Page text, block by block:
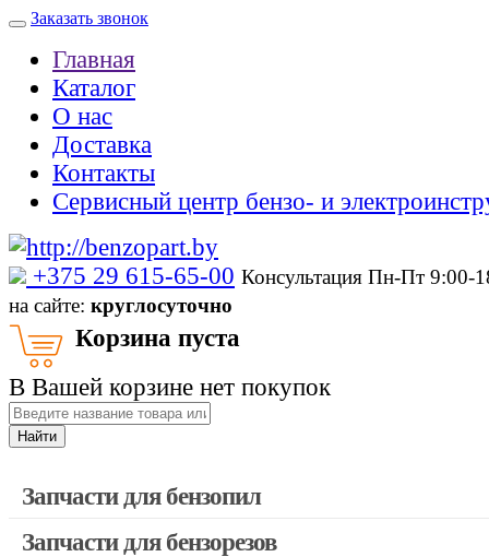
Заказать звонок
Главная
Каталог
О нас
Доставка
Контакты
Сервисный центр бензо- и
‎+375 29 615-65-00 Консультация Пн-Пт 9:00-
на сайте: круглосуточно
Корзина пуста
В Вашей корзине нет покупок
Найти
Запчасти для бензопил
Запчасти для бензопил Stihl
Запчасти для бензорезов